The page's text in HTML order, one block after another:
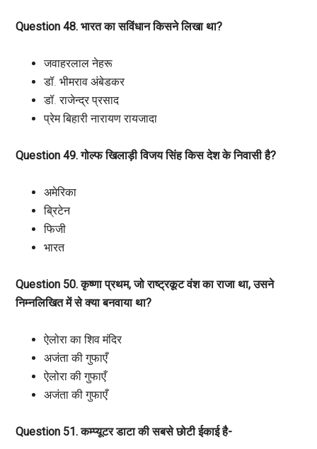
Question 48. भारत का सविंधान किसने लिखा था?
जवाहरलाल नेहरू
डॉ. भीमराव अंबेडकर
डॉ. राजेन्द्र प्रसाद
प्रेम बिहारी नारायण रायजादा
Question 49. गोल्फ खिलाड़ी विजय सिंह किस देश के निवासी है?
अमेरिका
ब्रिटेन
फिजी
भारत
Question 50. कृष्णा प्रथम, जो राष्ट्रकूट वंश का राजा था, उसने
निम्नलिखित में से क्या बनवाया था?
ऐलोरा का शिव मंदिर
अजंता की गुफाएँ
ऐलोरा की गुफाएँ
अजंता की गुफाएँ
Question 51. कम्प्यूटर डाटा की सबसे छोटी ईकाई है-